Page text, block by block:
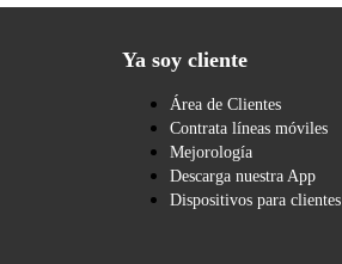
Ya soy cliente
Área de Clientes
Contrata líneas móviles
Mejorología
Descarga nuestra App
Dispositivos para clientes